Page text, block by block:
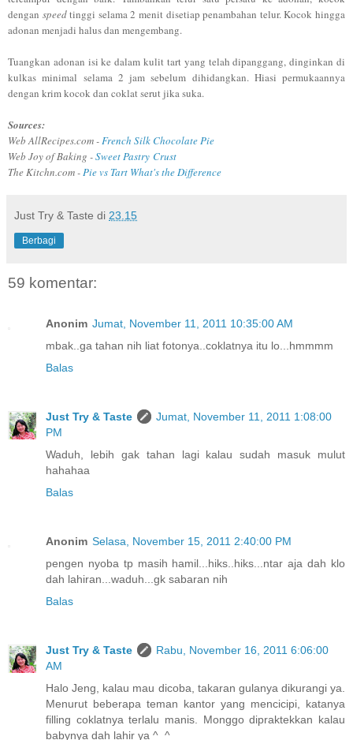
dengan speedtinggi selama 2 menit disetiap penambahan telur. Kocok hingga
adonan menjadi halus dan mengembang.
Tuangkan adonan isi ke dalam kulit tart yang telah dipanggang, dinginkan di
kulkas minimal selama 2 jam sebelum dihidangkan. Hiasi permukaannya
dengan krim kocok dan coklat serut jika suka.
Sources:
Web AllRecipes.com -French Silk Chocolate Pie
Web Joy of Baking -Sweet Pastry Crust
The Kitchn.com -Pie vs Tart What's the Difference
Just Try & Taste di 23.15
Berbagi
59 komentar:
Anonim Jumat, November 11, 2011 10:35:00 AM
mbak..ga tahan nih liat fotonya..coklatnya itu lo...hmmmm
Balas
Just Try & Taste
Jumat, November 11, 2011 1:08:00
PM
Waduh, lebih gak tahan lagi kalau sudah masuk mulut
hahahaa
Balas
Anonim Selasa, November 15, 2011 2:40:00 PM
pengen nyoba tp masih hamil...hiks..hiks...ntar aja dah klo
dah lahiran...waduh...gk sabaran nih
Balas
Just Try & Taste
Rabu, November 16, 2011 6:06:00
AM
Halo Jeng, kalau mau dicoba, takaran gulanya dikurangi ya.
Menurut beberapa teman kantor yang mencicipi, katanya
filling coklatnya terlalu manis. Monggo dipraktekkan kalau
babynya dah lahir ya ^_^